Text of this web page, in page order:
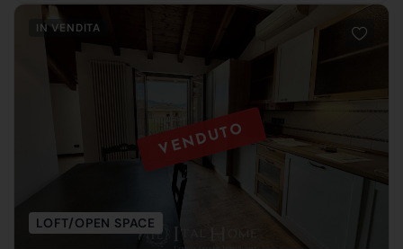
VENDUTO
IN VENDITA
LOFT/OPEN SPACE